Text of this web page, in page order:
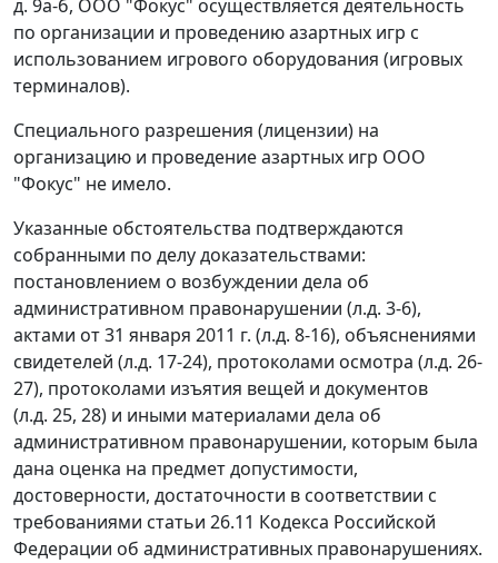
д. 9а-б, ООО "Фокус" осуществляется деятельность
по организации и проведению азартных игр с
использованием игрового оборудования (игровых
терминалов).
Специального разрешения (лицензии) на
организацию и проведение азартных игр ООО
"Фокус" не имело.
Указанные обстоятельства подтверждаются
собранными по делу доказательствами:
постановлением о возбуждении дела об
административном правонарушении (л.д. 3-6),
актами от 31 января 2011 г. (л.д. 8-16), объяснениями
свидетелей (л.д. 17-24), протоколами осмотра (л.д. 26-
27), протоколами изъятия вещей и документов
(л.д. 25, 28) и иными материалами дела об
административном правонарушении, которым была
дана оценка на предмет допустимости,
достоверности, достаточности в соответствии с
требованиями статьи 26.11 Кодекса Российской
Федерации об административных правонарушениях.